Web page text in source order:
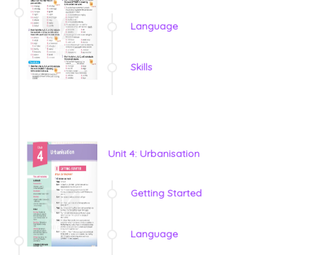
Language
Skills
Unit 4: Urbanisation
Getting Started
Language